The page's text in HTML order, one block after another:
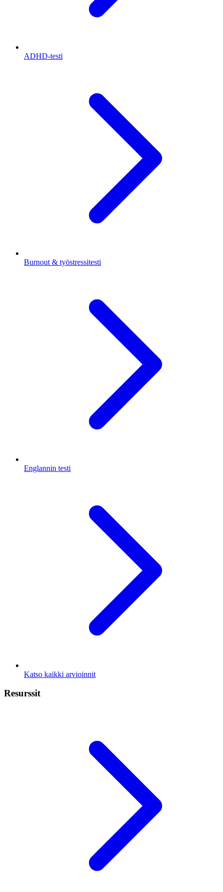
ADHD-testi
Burnout & työstressitesti
Englannin testi
Katso kaikki arvioinnit
Resurssit